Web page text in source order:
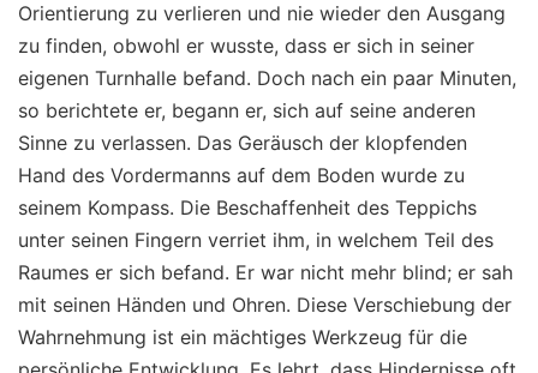
Orientierung zu verlieren und nie wieder den Ausgang
zu finden, obwohl er wusste, dass er sich in seiner
eigenen Turnhalle befand. Doch nach ein paar Minuten,
so berichtete er, begann er, sich auf seine anderen
Sinne zu verlassen. Das Geräusch der klopfenden
Hand des Vordermanns auf dem Boden wurde zu
seinem Kompass. Die Beschaffenheit des Teppichs
unter seinen Fingern verriet ihm, in welchem Teil des
Raumes er sich befand. Er war nicht mehr blind; er sah
mit seinen Händen und Ohren. Diese Verschiebung der
Wahrnehmung ist ein mächtiges Werkzeug für die